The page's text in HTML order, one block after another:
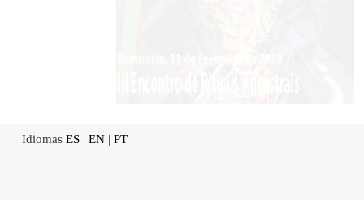
Idiomas ES | EN | PT |